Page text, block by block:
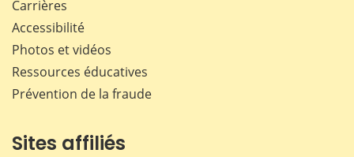
Carrières
Accessibilité
Photos et vidéos
Ressources éducatives
Prévention de la fraude
Sites affiliés